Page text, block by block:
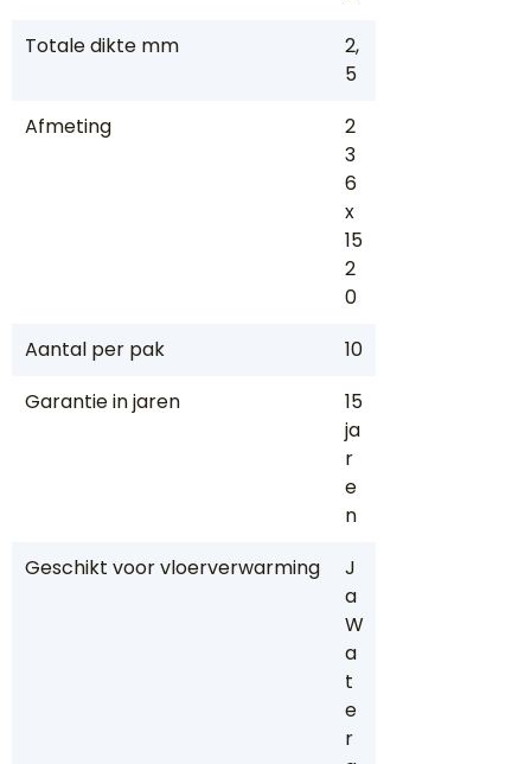
Totale dikte mm
2,
5
Afmeting
2
3
6
x
15
2
0
Aantal per pak
10
Garantie in jaren
15
ja
r
e
n
Geschikt voor vloerverwarming
J
a
W
a
t
e
r